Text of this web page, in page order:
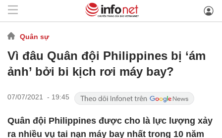
Quân sự
Vì đâu Quân đội Philippines bị ‘ám
ảnh’ bởi bi kịch rơi máy bay?
07/07/2021 - 19:45
Quân đội Philippines được cho là lực lượng xảy
ra nhiều vụ tai nạn máy bay nhất trong 10 năm